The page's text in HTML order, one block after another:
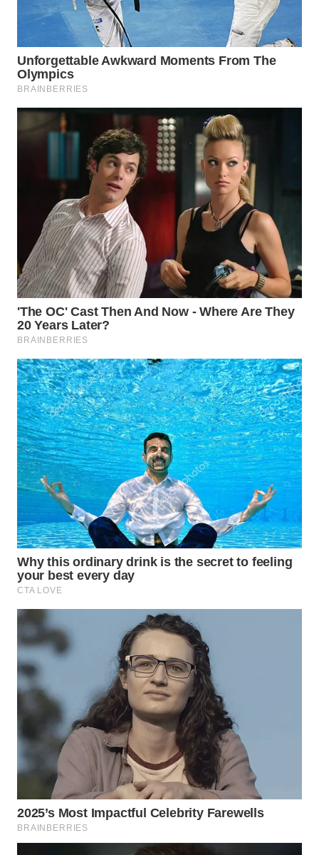
KARAWANG
WN
BEKASI
BOGOR
WN
TAPANULI
UTARA
WN
SAMOSIR
WN
PADANG
WN
SUMEDANG
WN
CIANJUR
WN
KEPULAUAN
SERIBU
WN
TANGERANG
BINJAI
CIREBON
WN
INDRAMAYU
WN
KUNINGAN
WN
MAJALENGKA